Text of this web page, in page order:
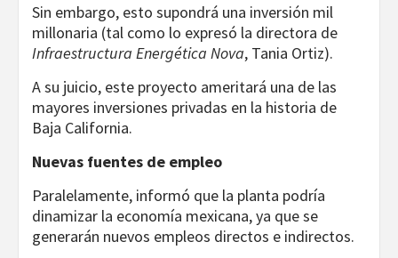
Sin embargo, esto supondrá una inversión mil
millonaria (tal como lo expresó la directora de
Infraestructura Energética Nova, Tania Ortiz).
A su juicio, este proyecto ameritará una de las
mayores inversiones privadas en la historia de
Baja California.
Nuevas fuentes de empleo
Paralelamente, informó que la planta podría
dinamizar la economía mexicana, ya que se
generarán nuevos empleos directos e indirectos.